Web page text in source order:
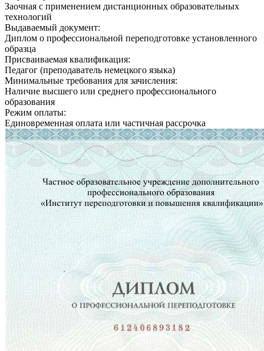
Заочная с применением дистанционных образовательных
технологий
Выдаваемый документ:
Диплом о профессиональной переподготовке установленного
образца
Присваиваемая квалификация:
Педагог (преподаватель немецкого языка)
Минимальные требования для зачисления:
Наличие высшего или среднего профессионального
образования
Режим оплаты:
Единовременная оплата или частичная рассрочка